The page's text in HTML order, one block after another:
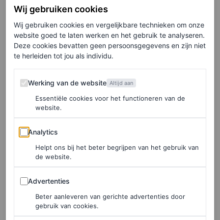
in het team van Phoebe Philo werkte, voordat ze haar
diploma haalde aan het Central Saint Martins in Londen.
Nadat ze bij Alberta Ferretti en Strenesse in Milaan had
gewerkt, keerde ze terug naar Chloé om van 2013 tot
director. Daarna trad ze in dienst bij Saint Laurent, toen
Anthony Vaccarello de rol van creative director overnam
bij het modehuis, en werkte ze nauw met hem samen als
designdirecteur voor de prêt-à-porter voor vrouwen.
In een verklaring zei Kamali: “Mijn hart is altijd al van
Chloé geweest. Dat is al zo sinds ik meer dan twintig jaar
geleden door de deuren stapte. Terugkeren voelt
natuurlijk en heel persoonlijk.”
Wij gebruiken cookies
Wij gebruiken cookies en vergelijkbare technieken om onze
website goed te laten werken en het gebruik te analyseren.
Deze cookies bevatten geen persoonsgegevens en zijn niet
te herleiden tot jou als individu.
Werking van de website
Werking van de website Altijd aan
Essentiële cookies voor het functioneren van de
website.
Analytics
Analytics
Helpt ons bij het beter begrijpen van het gebruik van
de website.
Advertenties
Advertenties
Beter aanleveren van gerichte advertenties door
gebruik van cookies.